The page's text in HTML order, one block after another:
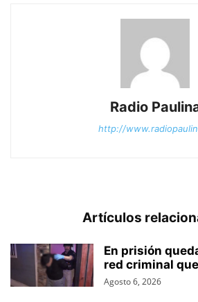
Radio
http://
Artículos
En prisión
red criminal
Agosto 6, 2026